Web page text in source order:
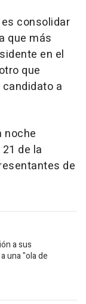
consolidar
que más
en el
que
a
noche
de la
de
a sus
una "ola de